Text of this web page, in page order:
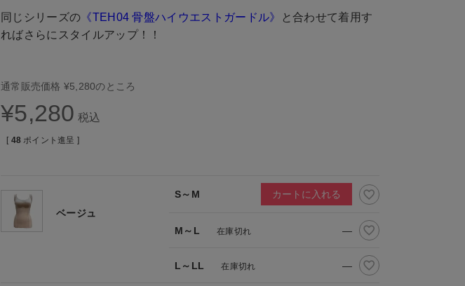
同じシリーズの 《TEH04 骨盤ハイウエストガードル》
と合わせて着用す
ればさらにスタイルアップ！！
通常販売価格 ¥5,280のところ
¥5,280 税込
[ 48 ポイント進呈 ]
ベージュ
S～M カートに入れる
M～L 在庫切れ —
L～LL 在庫切れ —